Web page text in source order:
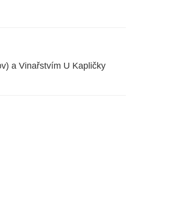
a Vinařstvím U Kapličky